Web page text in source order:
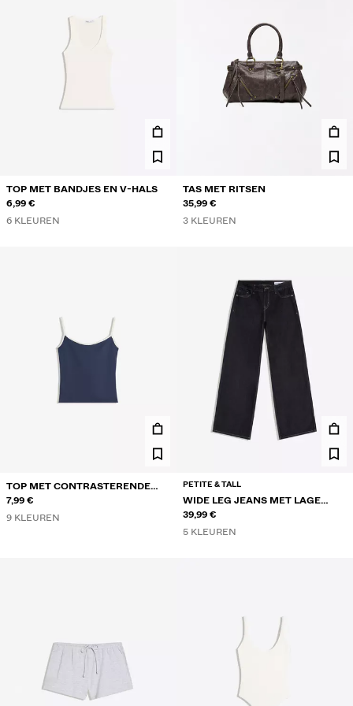
TOP MET BANDJES EN V-HALS
6,99 €
6 KLEUREN
TAS MET RITSEN
35,99 €
3 KLEUREN
TOP MET CONTRASTERENDE
BANDJES
7,99 €
9 KLEUREN
PETITE & TALL
WIDE LEG JEANS MET LAGE
TAILLE
39,99 €
5 KLEUREN